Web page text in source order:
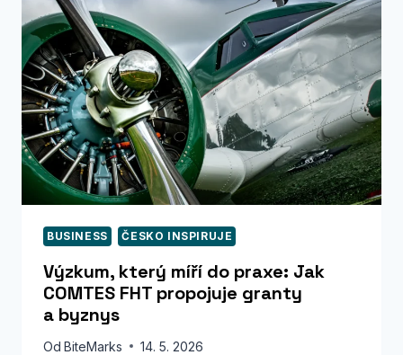
UNIKÁTNÍ
BUSINESS ČESKO INSPIRUJE
Výzkum, který míří do praxe: Jak
COMTES FHT propojuje granty
a byznys
Od BiteMarks 14. 5. 2026